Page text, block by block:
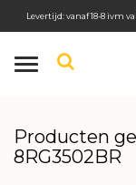
Toggle
Levertijd: vanaf 18-8 ivm
Producten
8RG3502BR